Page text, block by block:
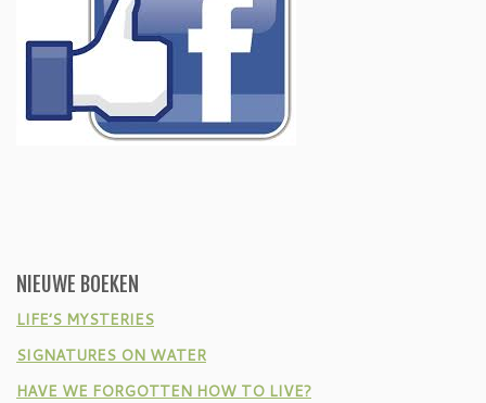
NIEUWE BOEKEN
LIFE’S MYSTERIES
SIGNATURES ON WATER
HAVE WE FORGOTTEN HOW TO LIVE?